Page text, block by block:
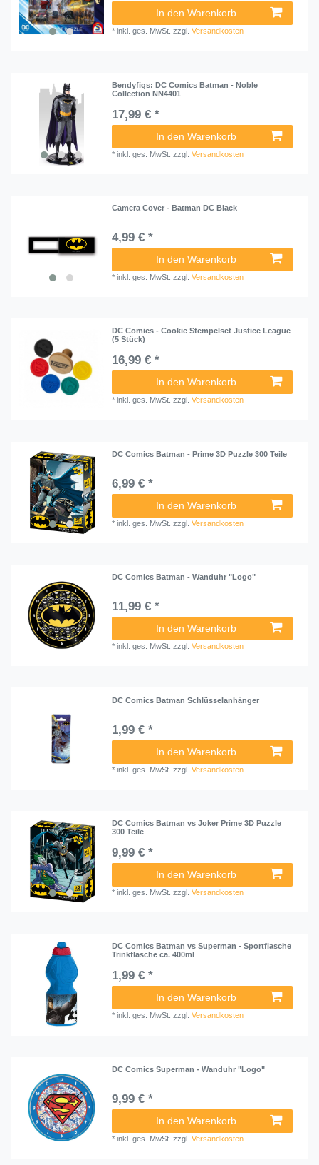
In den Warenkorb
*inkl. ges. MwSt. zzgl.Versandkosten
Bendyfigs: DC Comics Batman - Noble
Collection NN4401
17,99 € *
In den Warenkorb
*inkl. ges. MwSt. zzgl.Versandkosten
Camera Cover - Batman DC Black
4,99 € *
In den Warenkorb
*inkl. ges. MwSt. zzgl.Versandkosten
DC Comics - Cookie Stempelset Justice League
(5 Stück)
16,99 € *
In den Warenkorb
*inkl. ges. MwSt. zzgl.Versandkosten
DC Comics Batman - Prime 3D Puzzle 300 Teile
6,99 € *
In den Warenkorb
*inkl. ges. MwSt. zzgl.Versandkosten
DC Comics Batman - Wanduhr "Logo"
11,99 € *
In den Warenkorb
*inkl. ges. MwSt. zzgl.Versandkosten
DC Comics Batman Schlüsselanhänger
1,99 € *
In den Warenkorb
*inkl. ges. MwSt. zzgl.Versandkosten
DC Comics Batman vs Joker Prime 3D Puzzle
300 Teile
9,99 € *
In den Warenkorb
*inkl. ges. MwSt. zzgl.Versandkosten
DC Comics Batman vs Superman - Sportflasche
Trinkflasche ca. 400ml
1,99 € *
In den Warenkorb
*inkl. ges. MwSt. zzgl.Versandkosten
DC Comics Superman - Wanduhr "Logo"
9,99 € *
In den Warenkorb
*inkl. ges. MwSt. zzgl.Versandkosten